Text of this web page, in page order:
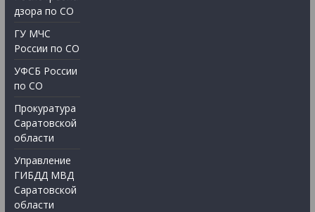
дзора по СО
ГУ МЧС
России по СО
УФСБ России
по СО
Прокуратура
Саратовской
области
Управление
ГИБДД МВД
Саратовской
области